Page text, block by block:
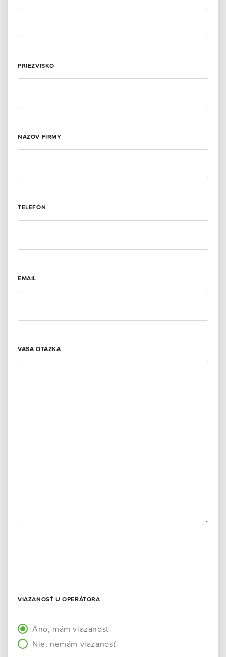
PRIEZVISKO
NÁZOV FIRMY
TELEFÓN
EMAIL
VAŠA OTÁZKA
VIAZANOSŤ U OPERÁTORA
Áno, mám viazanosť
Nie, nemám viazanosť